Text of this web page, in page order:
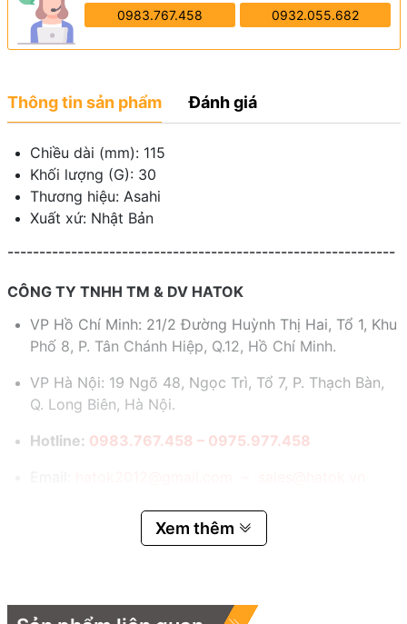
0983.767.458 0932.055.682
Thông tin sản phẩm Đánh giá
Chiều dài (mm): 115
Khối lượng (G): 30
Thương hiệu: Asahi
Xuất xứ: Nhật Bản
-------------------------------------------------------------
CÔNG TY TNHH TM & DV HATOK
VP Hồ Chí Minh: 21/2 Đường Huỳnh Thị Hai, Tổ 1, Khu
Phố 8, P. Tân Chánh Hiệp, Q.12, Hồ Chí Minh.
VP Hà Nội: 19 Ngõ 48, Ngọc Trì, Tổ 7, P. Thạch Bàn,
Q. Long Biên, Hà Nội.
Hotline: 0983.767.458 – 0975.977.458
Xem thêm